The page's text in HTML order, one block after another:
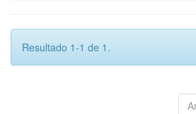
Resultado 1-1 de 1.